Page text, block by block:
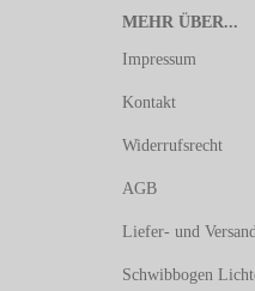
MEHR ÜBER...
Impressum
Kontakt
Widerrufsrecht
AGB
Liefer- und
Schwibbogen